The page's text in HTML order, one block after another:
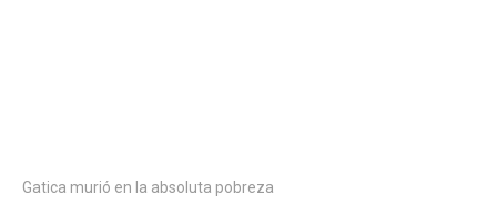
Gatica murió en la absoluta pobreza